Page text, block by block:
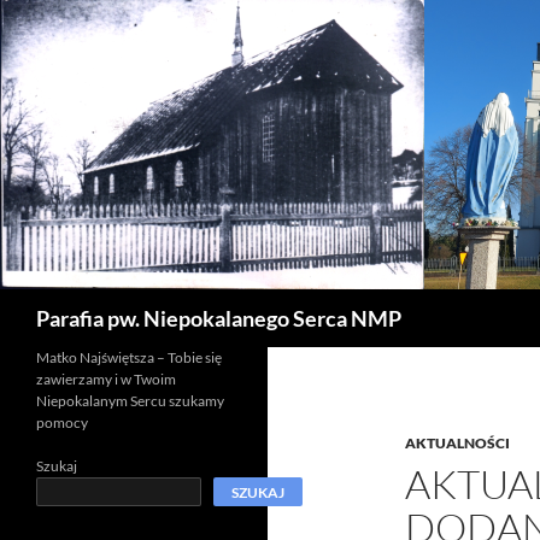
Parafia pw. Niepokalanego Serca NMP
AKTUALNOŚCI
Matko Najświętsza – Tobie się
zawierzamy i w Twoim
Niepokalanym Sercu szukamy
pomocy
Szukaj
SZUKAJ